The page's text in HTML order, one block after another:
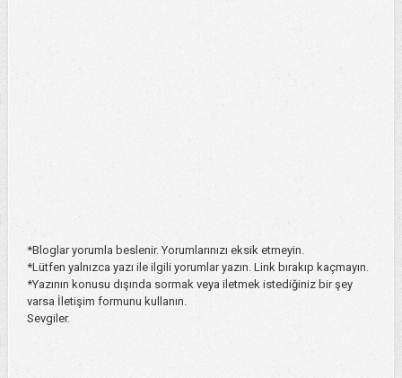
*Bloglar yorumla beslenir. Yorumlarınızı eksik etmeyin.
*Lütfen yalnızca yazı ile ilgili yorumlar yazın. Link bırakıp kaçmayın.
*Yazının konusu dışında sormak veya iletmek istediğiniz bir şey
varsa İletişim formunu kullanın.
Sevgiler.